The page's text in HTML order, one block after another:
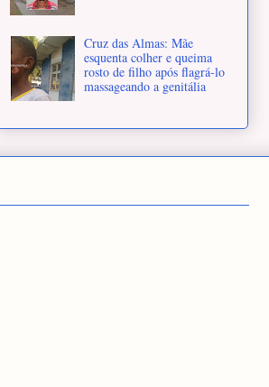
Cruz das Almas: Mãe
esquenta colher e queima
rosto de filho após flagrá-lo
massageando a genitália